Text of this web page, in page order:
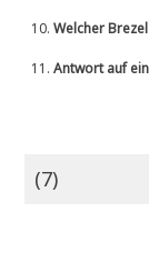
10.Welcher
11.Antwort auf
(7)